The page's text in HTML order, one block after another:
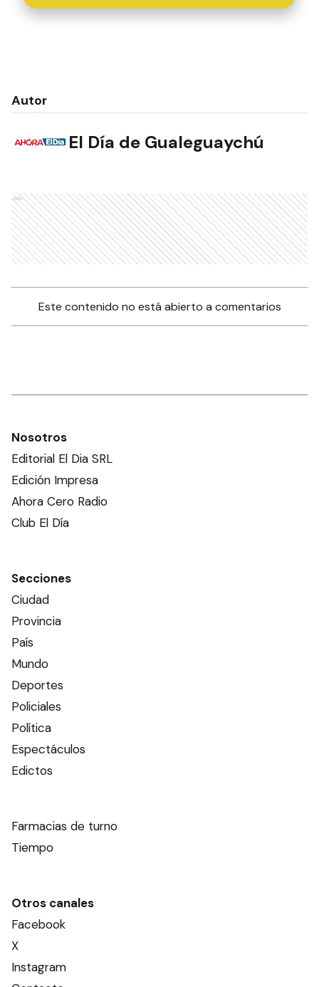
Autor
El Día de Gualeguaychú
Ads
Este contenido no está abierto a comentarios
Nosotros
Editorial El Dia SRL
Edición Impresa
Ahora Cero Radio
Club El Día
Secciones
Ciudad
Provincia
País
Mundo
Deportes
Policiales
Política
Espectáculos
Edictos
Farmacias de turno
Tiempo
Otros canales
Facebook
X
Instagram